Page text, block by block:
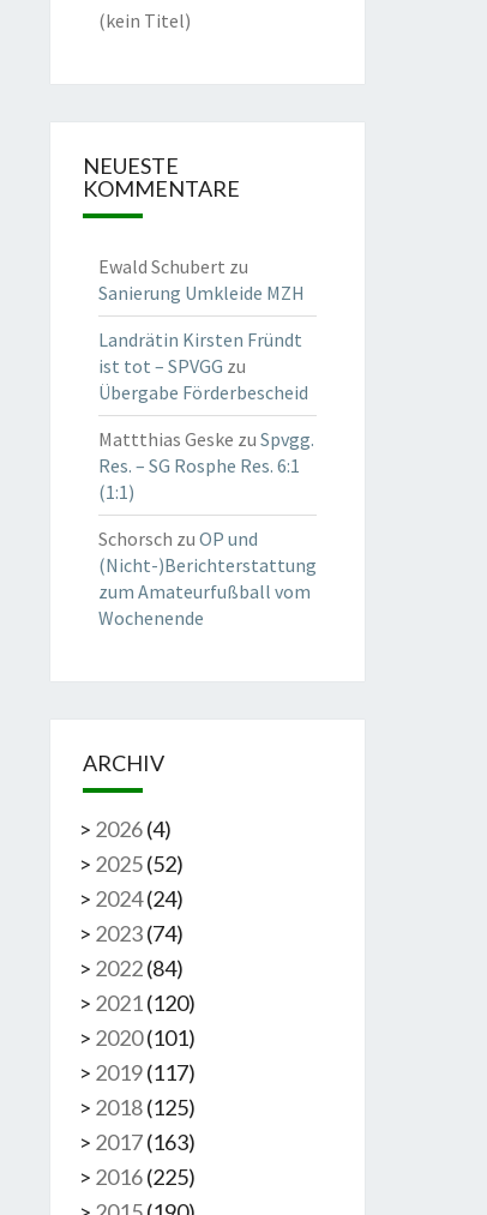
(kein Titel)
NEUESTE
KOMMENTARE
Ewald Schubert zu
Sanierung Umkleide MZH
Landrätin Kirsten Fründt
ist tot – SPVGG zu
Übergabe Förderbescheid
Mattthias Geske zu Spvgg.
Res. – SG Rosphe Res. 6:1
(1:1)
Schorsch zu OP und
(Nicht-)Berichterstattung
zum Amateurfußball vom
Wochenende
ARCHIV
> 2026 (4)
> 2025 (52)
> 2024 (24)
> 2023 (74)
> 2022 (84)
> 2021 (120)
> 2020 (101)
> 2019 (117)
> 2018 (125)
> 2017 (163)
> 2016 (225)